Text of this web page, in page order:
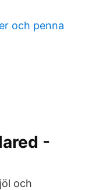
och penna
-
och